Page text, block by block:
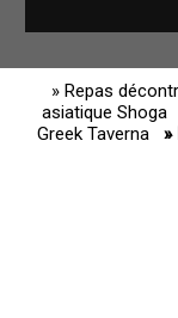
» Repas
asiatique Shoga
Greek Taverna
»